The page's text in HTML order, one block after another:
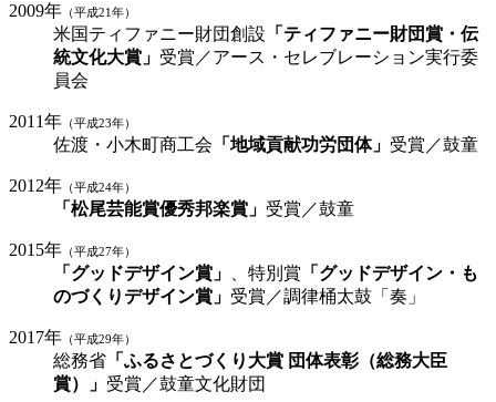
2009年 （平成21年）
米国ティファニー財団創設 「ティファニー財団賞・伝
統文化大賞」 受賞／アース・セレブレーション実行委
員会
2011年 （平成23年）
佐渡・小木町商工会 「地域貢献功労団体」 受賞／鼓童
2012年 （平成24年）
「松尾芸能賞優秀邦楽賞」 受賞／鼓童
2015年 （平成27年）
「グッドデザイン賞」 、特別賞 「グッドデザイン・も
のづくりデザイン賞」 受賞／調律桶太鼓「奏」
2017年 （平成29年）
総務省 「ふるさとづくり大賞 団体表彰（総務大臣
賞）」 受賞／鼓童文化財団